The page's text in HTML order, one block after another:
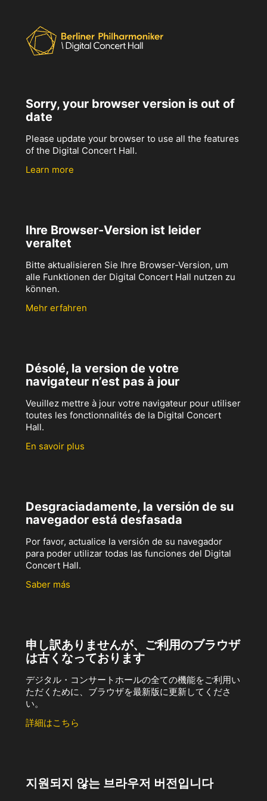
Sorry, your browser version is out of
date
Please update your browser to use all the features
of the Digital Concert Hall.
Learn more
Ihre Browser-Version ist leider
veraltet
Bitte aktualisieren Sie Ihre Browser-Version, um
alle Funktionen der Digital Concert Hall nutzen zu
können.
Mehr erfahren
Désolé, la version de votre
navigateur n’est pas à jour
Veuillez mettre à jour votre navigateur pour utiliser
toutes les fonctionnalités de la Digital Concert
Hall.
En savoir plus
Desgraciadamente, la versión de su
navegador está desfasada
Por favor, actualice la versión de su navegador
para poder utilizar todas las funciones del Digital
Concert Hall.
Saber más
申し訳ありませんが、ご利用のブラウザ
は古くなっております
デジタル・コンサートホールの全ての機能をご利用い
ただくために、ブラウザを最新版に更新してくださ
い。
詳細はこちら
지원되지 않는 브라우저 버전입니다